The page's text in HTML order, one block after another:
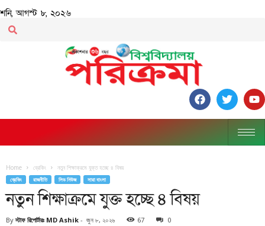
শনি, আগস্ট ৮, ২০২৬
Home ব্রেকিং নতুন শিক্ষাক্রমে যুক্ত হচ্ছে ৪ বিষয়
ব্রেকিং রাজনীতি লিড নিউজ সারা বাংলা
নতুন শিক্ষাক্রমে যুক্ত হচ্ছে ৪ বিষয়
By স্টাফ রিপোর্টারঃ MD Ashik - জুন ৮, ২০২৬ 67 0